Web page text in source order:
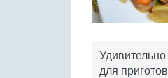
для